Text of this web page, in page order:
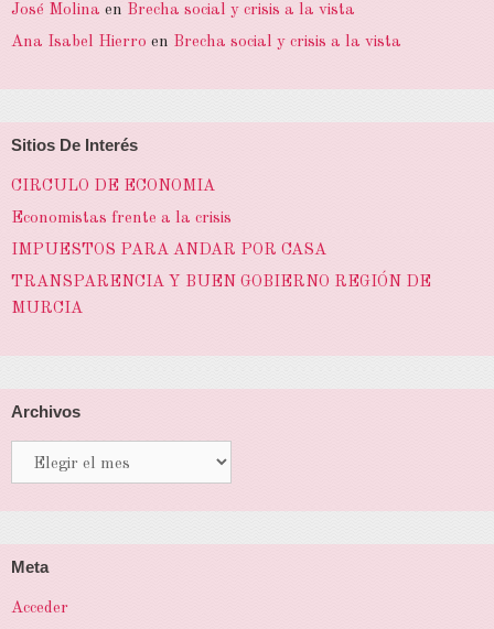
José Molina en Brecha social y crisis a la vista
Ana Isabel Hierro en Brecha social y crisis a la vista
Sitios De Interés
CIRCULO DE ECONOMIA
Economistas frente a la crisis
IMPUESTOS PARA ANDAR POR CASA
TRANSPARENCIA Y BUEN GOBIERNO REGIÓN DE
MURCIA
Archivos
Meta
Acceder